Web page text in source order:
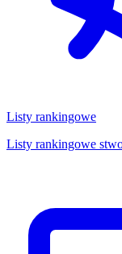
Listy rankingowe
Listy rankingowe